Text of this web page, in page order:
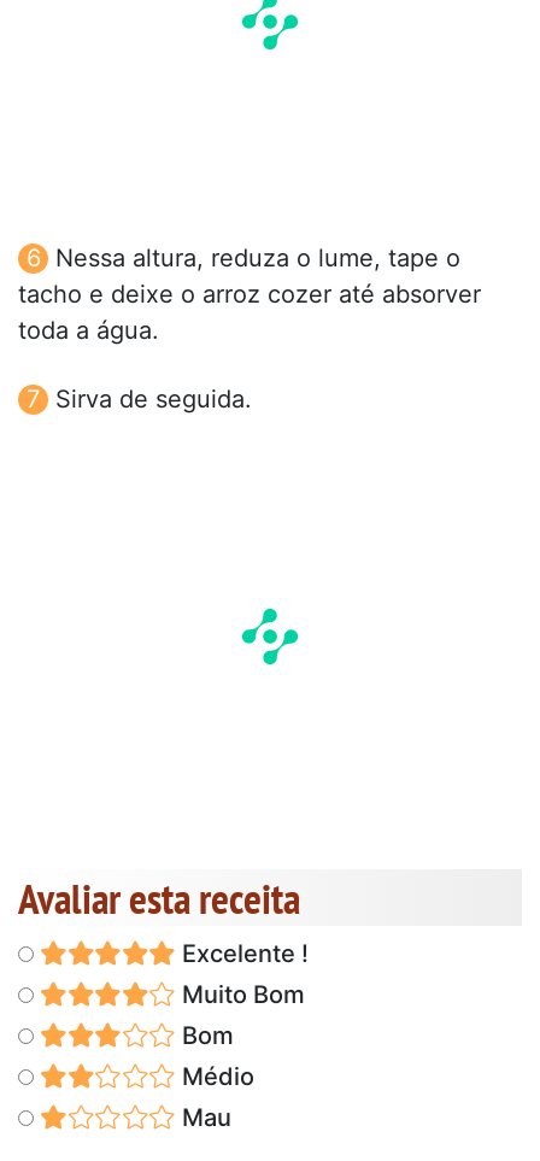
Nessa altura, reduza o lume, tape o
tacho e deixe o arroz cozer até absorver
toda a água.
Sirva de seguida.
Avaliar esta receita
Excelente !
Muito Bom
Bom
Médio
Mau